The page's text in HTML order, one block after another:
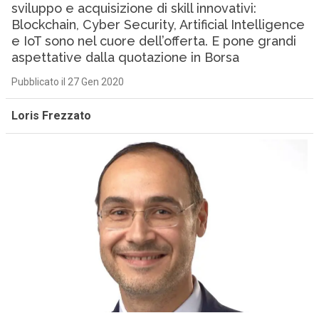
sviluppo e acquisizione di skill innovativi:
Blockchain, Cyber Security, Artificial Intelligence
e IoT sono nel cuore dell’offerta. E pone grandi
aspettative dalla quotazione in Borsa
Pubblicato il 27 Gen 2020
Loris Frezzato